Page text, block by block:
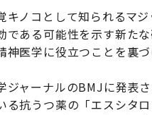
キノコとして知られるマ
である可能性を示す新た
神医学に役立つことを裏
ジャーナルのBMJに発表
る抗うつ薬の「エスシタ